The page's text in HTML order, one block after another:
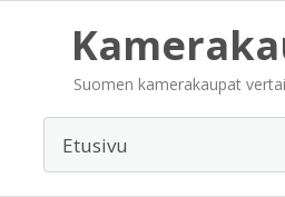
Suomen kamerakaupat